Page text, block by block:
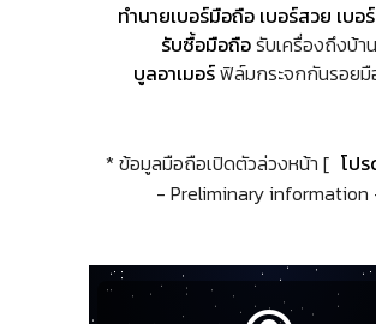
ทำนายเบอร์มือถือ เบอร์สวย เบอ
รับซื้อมือถือรับเครื่องถึงบ้าน
บูลอาเมอร์ฟิล์มกระจกกันรอย
* ข้อมูลมือถือเปิดตัวล่วงหน้า [ โป
- Preliminary information